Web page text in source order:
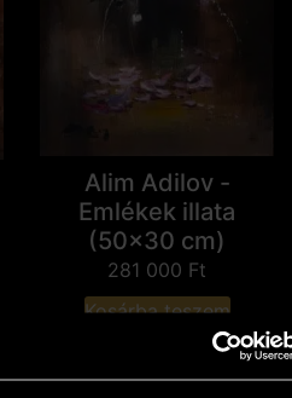
Alim Adilov -
Emlékek illata
(50x30 cm)
281 000 Ft
Kosárba teszem